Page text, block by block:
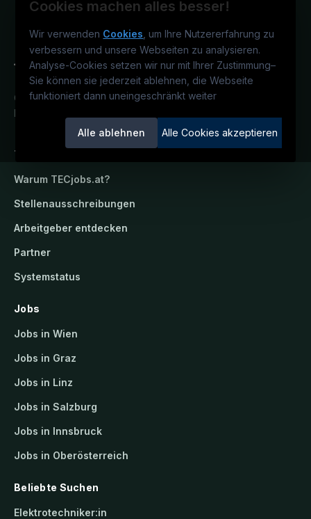
Cookies machen alles besser!
Wir verwenden Cookies , um Ihre Nutzererfahrung zu
verbessern und unsere Webseiten zu analysieren.
Analyse-Cookies setzen wir nur mit Ihrer Zustimmung–
Sie können sie jederzeit ablehnen, die Webseite
funktioniert dann uneingeschränkt weiter
Alle ablehnen Alle Cookies akzeptieren
Österreichs technisches Karriereportal.
Ein Service der candidatis GmbH.
TECjobs.at
Warum TECjobs.at?
Stellenausschreibungen
Arbeitgeber entdecken
Partner
Systemstatus
Jobs
Jobs in Wien
Jobs in Graz
Jobs in Linz
Jobs in Salzburg
Jobs in Innsbruck
Jobs in Oberösterreich
Beliebte Suchen
Elektrotechniker:in